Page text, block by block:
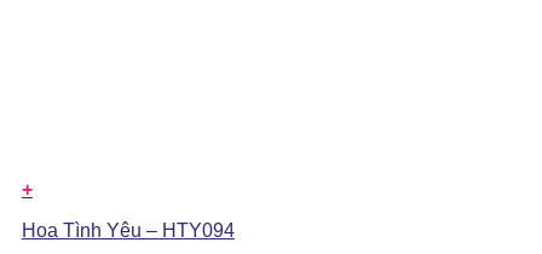
+
Hoa Tình Yêu – HTY094